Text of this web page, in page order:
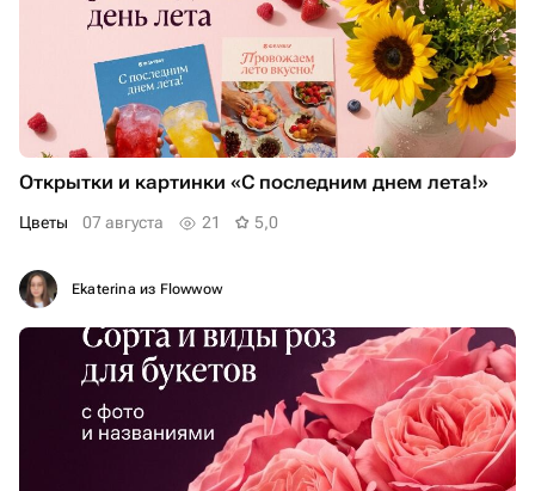
Открытки и картинки «С последним днем лета!»
Цветы 07 августа 21 5,0
Ekaterina из Flowwow